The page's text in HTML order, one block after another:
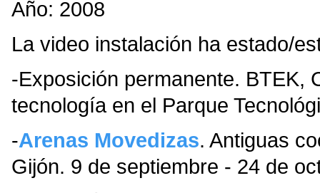
Año: 2008
La video instalación ha estado/
-Exposición permanente. BTEK,
tecnología en el Parque
-Arenas Movedizas. Antiguas
Gijón. 9 de septiembre - 24 de